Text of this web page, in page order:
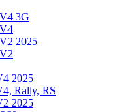
3G
2025
2025
Rally, RS
2025